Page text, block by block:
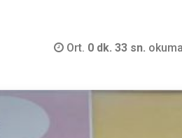
Ort. 0 dk. 33 sn.